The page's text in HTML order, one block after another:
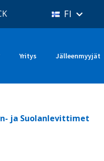
FI
Yritys Jälleenmyyjät
ja Suolanlevittimet